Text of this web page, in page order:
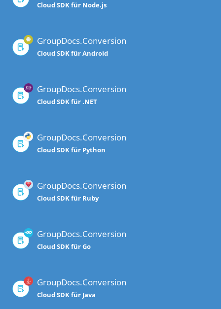
Cloud SDK für Node.js
GroupDocs.Conversion
Cloud SDK für Android
GroupDocs.Conversion
Cloud SDK für .NET
GroupDocs.Conversion
Cloud SDK für Python
GroupDocs.Conversion
Cloud SDK für Ruby
GroupDocs.Conversion
Cloud SDK für Go
GroupDocs.Conversion
Cloud SDK für Java